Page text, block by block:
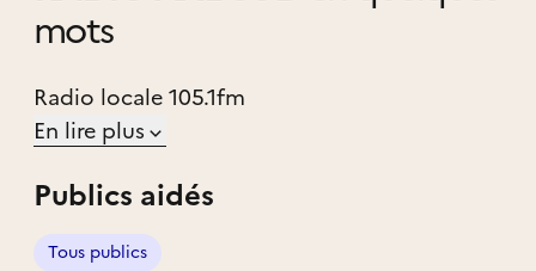
mots
Radio locale 105.1fm
En lire plus
Publics aidés
Tous publics